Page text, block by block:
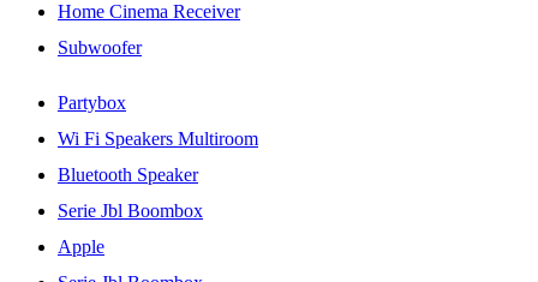
Home Cinema Receiver
Subwoofer
Partybox
Wi Fi Speakers Multiroom
Bluetooth Speaker
Serie Jbl Boombox
Apple